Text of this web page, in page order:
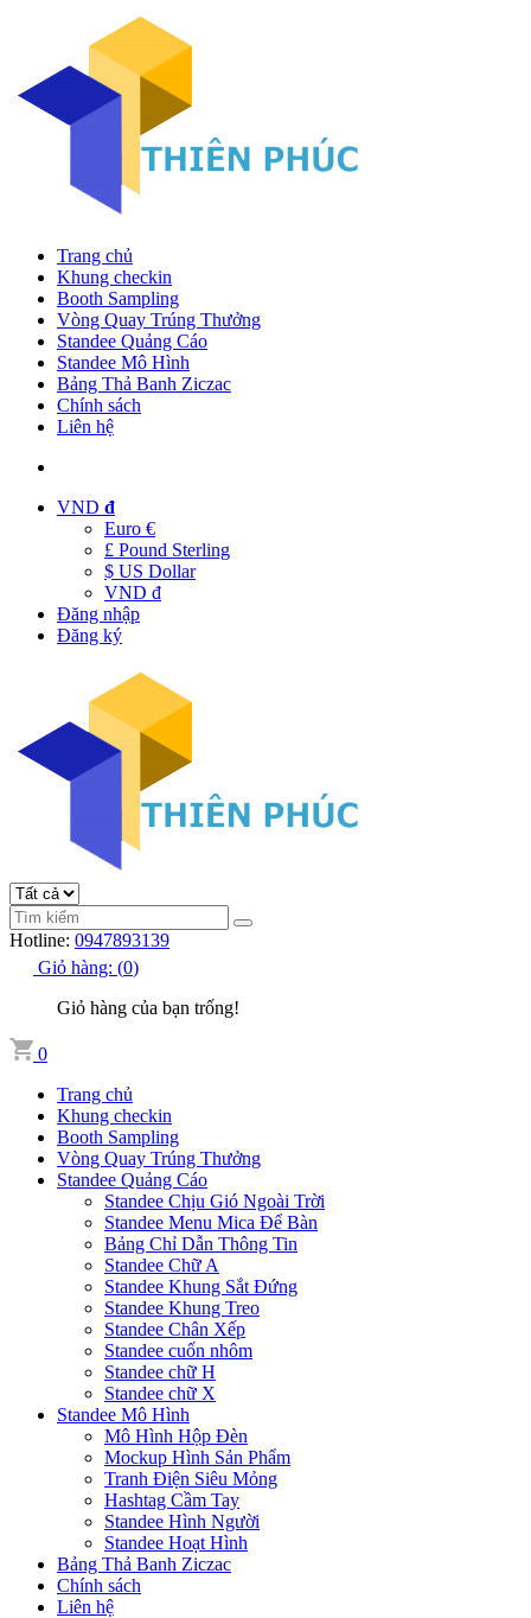
Trang chủ
Khung checkin
Booth Sampling
Vòng Quay Trúng Thưởng
Standee Quảng Cáo
Standee Mô Hình
Bảng Thả Banh Ziczac
Chính sách
Liên hệ
VND đ
Euro €
£ Pound Sterling
$ US Dollar
VND đ
Đăng nhập
Đăng ký
Hotline: 0947893139
Giỏ hàng: (0)
Giỏ hàng của bạn trống!
0
Trang chủ
Khung checkin
Booth Sampling
Vòng Quay Trúng Thưởng
Standee Quảng Cáo
Standee Chịu Gió Ngoài Trời
Standee Menu Mica Để Bàn
Bảng Chỉ Dẫn Thông Tin
Standee Chữ A
Standee Khung Sắt Đứng
Standee Khung Treo
Standee Chân Xếp
Standee cuốn nhôm
Standee chữ H
Standee chữ X
Standee Mô Hình
Mô Hình Hộp Đèn
Mockup Hình Sản Phẩm
Tranh Điện Siêu Mỏng
Hashtag Cầm Tay
Standee Hình Người
Standee Hoạt Hình
Bảng Thả Banh Ziczac
Chính sách
Liên hệ